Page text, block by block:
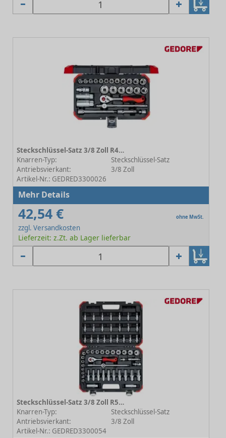
Steckschlüssel-Satz 3/8 Zoll R49005023 23-teilig
Knarren-Typ:
Steckschlüssel-Satz
Antriebsvierkant:
3/8 Zoll
Artikel-Nr.: GEDRED3300026
Mehr Details
42,54 € ohne MwSt.
zzgl. Versandkosten
Lieferzeit: z.Zt. ab Lager lieferbar
Steckschlüssel-Satz 3/8 Zoll R59003059 59-teilig
Knarren-Typ:
Steckschlüssel-Satz
Antriebsvierkant:
3/8 Zoll
Artikel-Nr.: GEDRED3300054